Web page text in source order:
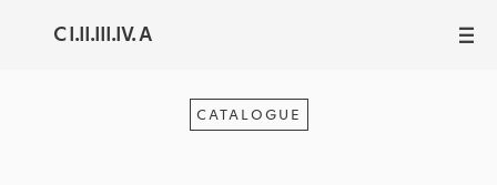
C I.II.III.IV. A III
CATALOGUE